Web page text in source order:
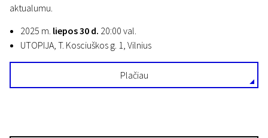
aktualumu.
2025 m. liepos 30 d. 20:00 val.
UTOPIJA, T. Kosciuškos g. 1, Vilnius
Plačiau